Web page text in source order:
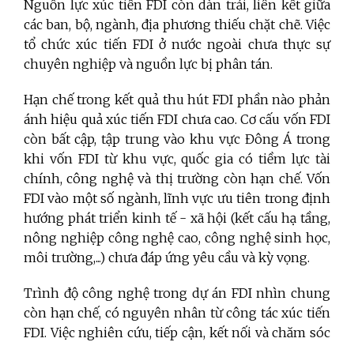
Nguồn lực xúc tiến FDI còn dàn trải, liên kết giữa
các ban, bộ, ngành, địa phương thiếu chặt chẽ. Việc
tổ chức xúc tiến FDI ở nước ngoài chưa thực sự
chuyên nghiệp và nguồn lực bị phân tán.
Hạn chế trong kết quả thu hút FDI phần nào phản
ánh hiệu quả xúc tiến FDI chưa cao. Cơ cấu vốn FDI
còn bất cập, tập trung vào khu vực Đông Á trong
khi vốn FDI từ khu vực, quốc gia có tiềm lực tài
chính, công nghệ và thị trường còn hạn chế. Vốn
FDI vào một số ngành, lĩnh vực ưu tiên trong định
hướng phát triển kinh tế - xã hội (kết cấu hạ tầng,
nông nghiệp công nghệ cao, công nghệ sinh học,
môi trường,...) chưa đáp ứng yêu cầu và kỳ vọng.
Trình độ công nghệ trong dự án FDI nhìn chung
còn hạn chế, có nguyên nhân từ công tác xúc tiến
FDI. Việc nghiên cứu, tiếp cận, kết nối và chăm sóc